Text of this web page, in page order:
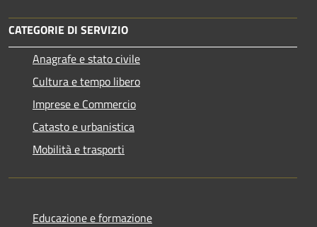
CATEGORIE DI SERVIZIO
Anagrafe e stato civile
Cultura e tempo libero
Imprese e Commercio
Catasto e urbanistica
Mobilità e trasporti
Educazione e formazione